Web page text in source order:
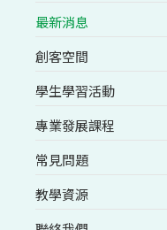
最新消息
創客空間
學生學習活動
專業發展課程
常見問題
教學資源